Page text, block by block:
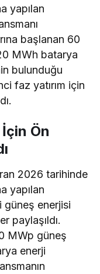
yapılan
başlanan 60
MWh batarya
bulunduğu
faz yatırım için
İçin Ön
2026 tarihinde
yapılan
güneş enerjisi
paylaşıldı.
MWp güneş
enerji